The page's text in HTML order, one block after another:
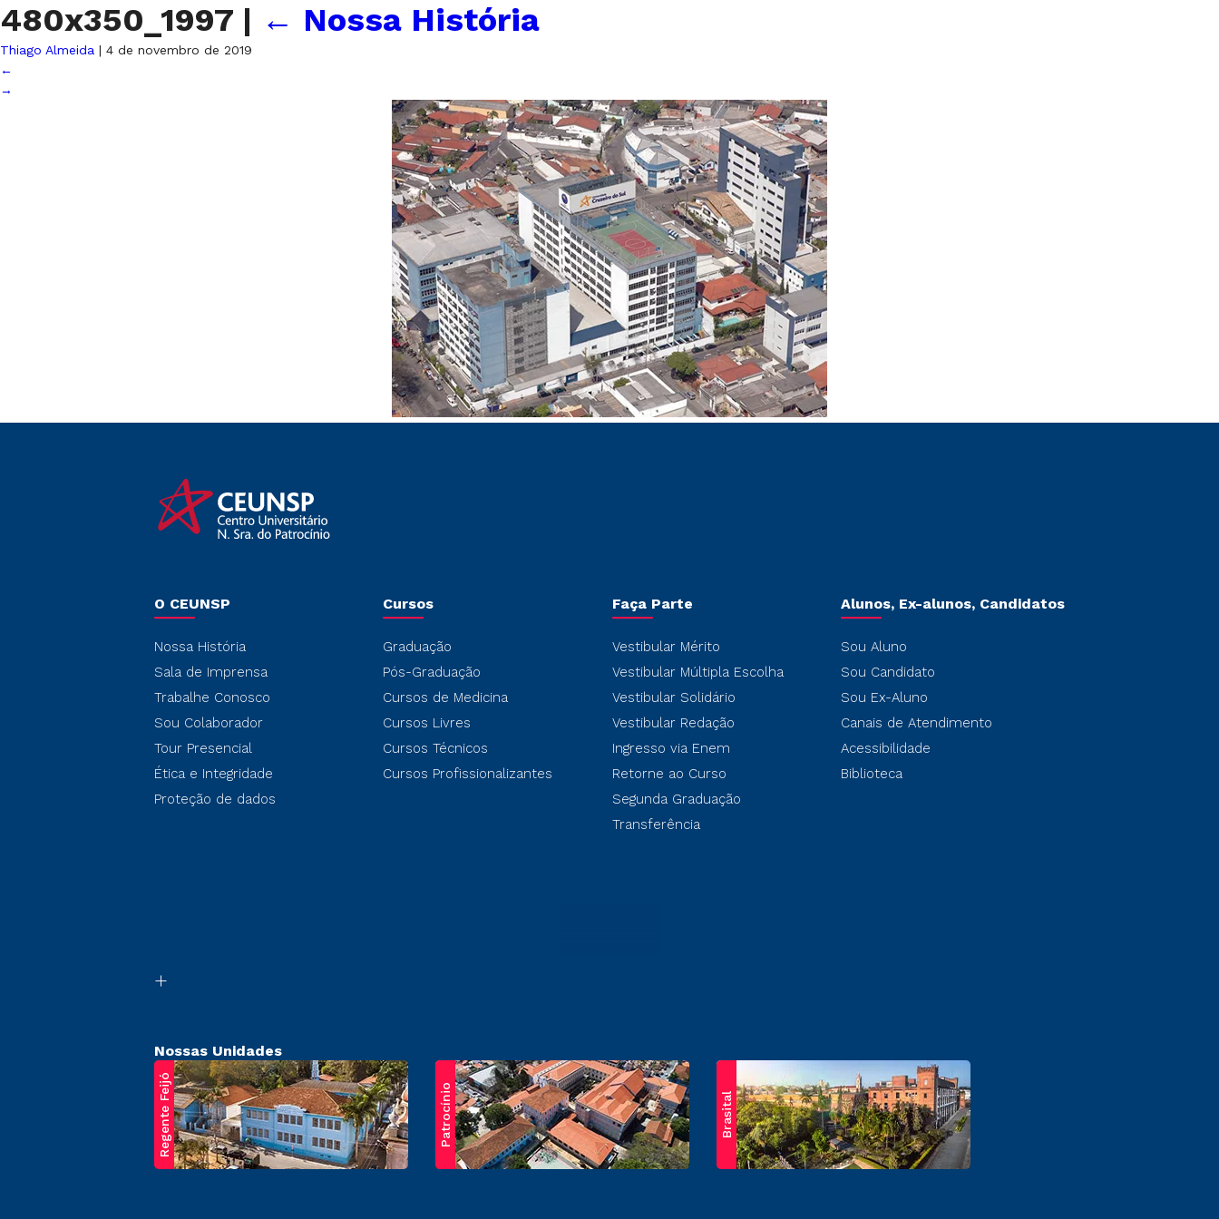
480x350_1997 | ← Nossa História
Thiago Almeida | 4 de novembro de 2019
←
→
O CEUNSP
Nossa História
Sala de Imprensa
Trabalhe Conosco
Sou Colaborador
Tour Presencial
Ética e Integridade
Proteção de dados
Cursos
Graduação
Pós-Graduação
Cursos de Medicina
Cursos Livres
Cursos Técnicos
Cursos Profissionalizantes
Faça Parte
Vestibular Mérito
Vestibular Múltipla Escolha
Vestibular Solidário
Vestibular Redação
Ingresso via Enem
Retorne ao Curso
Segunda Graduação
Transferência
Alunos, Ex-alunos, Candidatos
Sou Aluno
Sou Candidato
Sou Ex-Aluno
Canais de Atendimento
Acessibilidade
Biblioteca
Nossas Unidades
Regente Feijó Patrocínio Brasital